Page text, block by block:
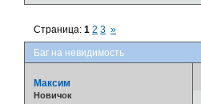
Баг на невидимость
Страница:1 2 3 »
Максим
Новичок